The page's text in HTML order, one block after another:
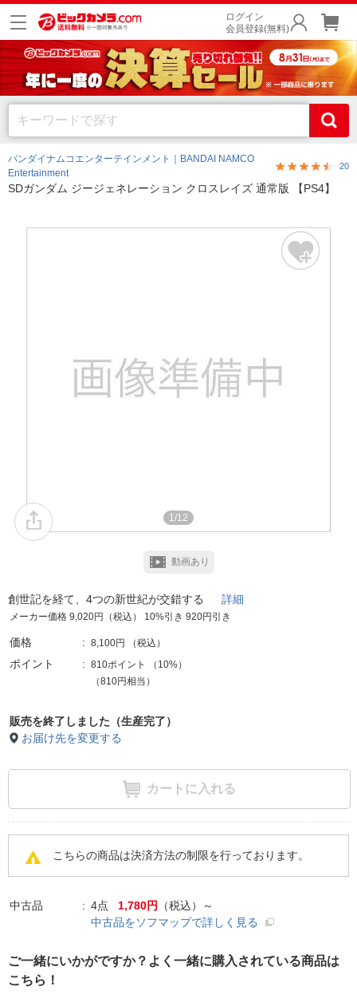
ログイン
会員登録(無料)
バンダイナムコエンターテインメント｜BANDAI NAMCO
Entertainment
20
SDガンダム ジージェネレーション クロスレイズ 通常版 【PS4】
1/12
動画あり
創世記を経て、4つの新世紀が交錯する 詳細
メーカー価格 9,020円（税込） 10%引き 920円引き
価格 8,100円 （税込）
ポイント 810ポイント （ 10%）
（810円相当）
販売を終了しました（生産完了）
お届け先を変更する
カートに入れる
こちらの商品は決済方法の制限を行っております。
中古品 4点 1,780円
（税込）～
中古品をソフマップで詳しく見る
ご一緒にいかがですか？よく一緒に購入されている商品は
こちら！